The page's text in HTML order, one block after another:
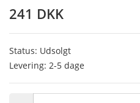
241 DKK
Status: Udsolgt
Levering: 2-5 dage